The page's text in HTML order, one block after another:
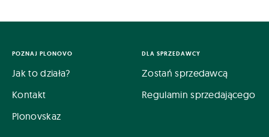
POZNAJ PLONOVO
Jak to działa?
Kontakt
Plonovskaz
DLA SPRZEDAWCY
Zostań sprzedawcą
Regulamin sprzedającego